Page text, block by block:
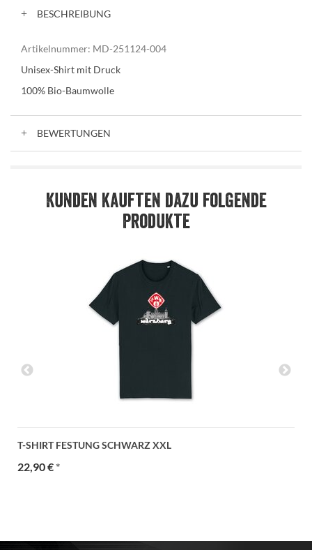
BESCHREIBUNG
Artikelnummer: MD-251124-004
Unisex-Shirt mit Druck
100% Bio-Baumwolle
BEWERTUNGEN
Kunden kauften dazu folgende
Produkte
T-SHIRT FESTUNG SCHWARZ XXL
22,90 €*